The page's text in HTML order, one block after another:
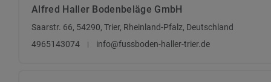
Alfred Haller Bodenbeläge GmbH
Saarstr. 66, 54290, Trier, Rheinland-Pfalz, Deutschland
4965143074
info@fussboden-haller-trier.de